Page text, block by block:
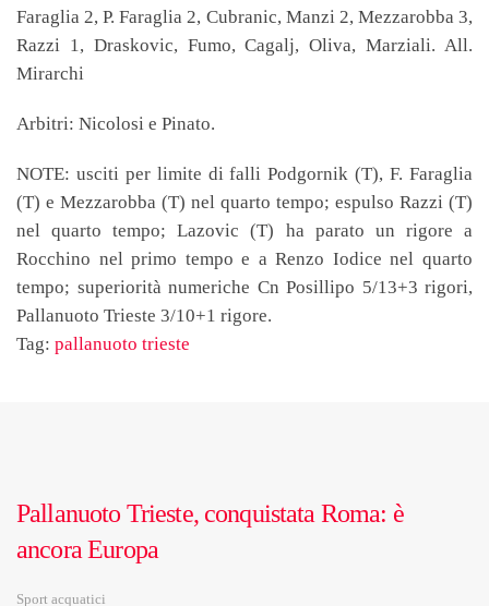
Faraglia 2, P. Faraglia 2, Cubranic, Manzi 2, Mezzarobba 3,
Razzi 1, Draskovic, Fumo, Cagalj, Oliva, Marziali. All.
Mirarchi
Arbitri: Nicolosi e Pinato.
NOTE: usciti per limite di falli Podgornik (T), F. Faraglia
(T) e Mezzarobba (T) nel quarto tempo; espulso Razzi (T)
nel quarto tempo; Lazovic (T) ha parato un rigore a
Rocchino nel primo tempo e a Renzo Iodice nel quarto
tempo; superiorità numeriche Cn Posillipo 5/13+3 rigori,
Pallanuoto Trieste 3/10+1 rigore.
Tag: pallanuoto trieste
Pallanuoto Trieste, conquistata Roma: è
ancora Europa
Sport acquatici